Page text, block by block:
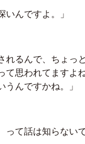
いんですよ。」
れるんで、ちょっ
て思われてますよ
んですかね。」
って話は知らない